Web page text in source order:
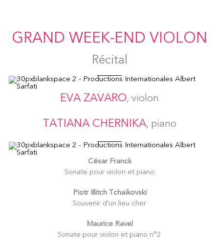
GRAND WEEK-END VIOLON
Récital
EVA ZAVARO, violon
TATIANA CHERNIKA, piano
César Franck
Sonate pour violon et piano
Piotr Illitch Tchaïkovski
Souvenir d’un lieu cher
Maurice Ravel
Sonate pour violon et piano n°2